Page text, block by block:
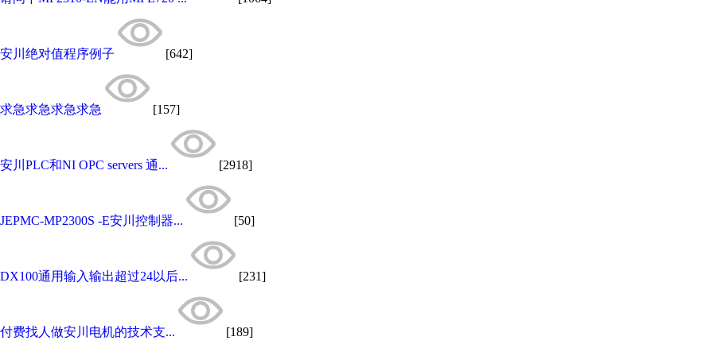
安川绝对值程序例子 [642]
求急求急求急求急 [157]
安川PLC和NI OPC servers 通... [2918]
JEPMC-MP2300S -E安川控制器... [50]
DX100通用输入输出超过24以后... [231]
付费找人做安川电机的技术支... [189]